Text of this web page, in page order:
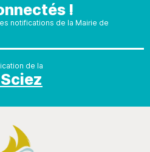
!
notifications de la Mairie de
de la